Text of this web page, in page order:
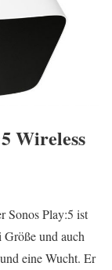
Wireless
Sonos Play:5 ist
Größe und auch
eine Wucht. Er